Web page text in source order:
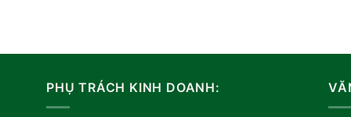
PHỤ TRÁCH KINH DOANH: